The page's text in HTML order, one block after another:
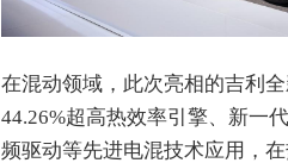
在混动领域，此次亮相的吉利
44.26%超高热效率引擎、新一
频驱动等先进电混技术应用，